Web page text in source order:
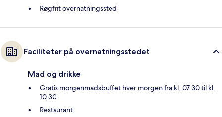
Røgfrit overnatningssted
Faciliteter på overnatningsstedet
Mad og drikke
Gratis morgenmadsbuffet hver morgen fra kl. 07.30 til kl.
10.30
Restaurant